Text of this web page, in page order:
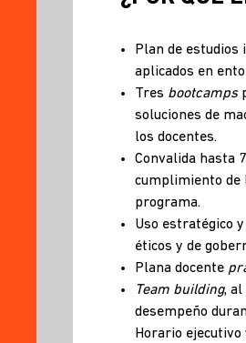
Plan de
aplicados en
Tres bootcamps
soluciones de
los docentes.
Convalida hasta
cumplimiento de
programa.
Uso estratégico
éticos y de
Plana docente
Team building, al
desempeño
Horario